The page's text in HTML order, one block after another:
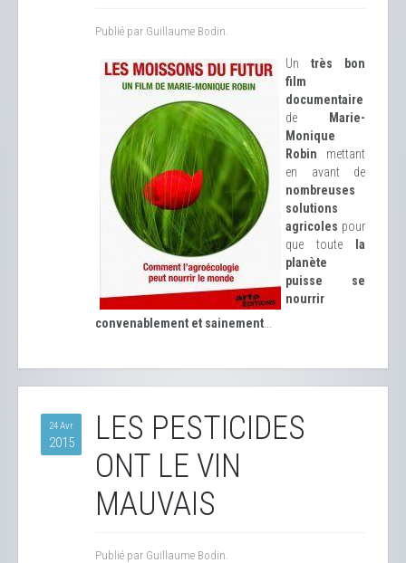
Publié par Guillaume Bodin.
Un très bon
film
documentaire
de
Marie-
Monique
Robin mettant
en avant de
nombreuses
solutions
agricoles pour
que toute
la
planète
puisse se
nourrir
convenablement et sainement
24 Avr
2015
LES PESTICIDES
ONT LE VIN
MAUVAIS
Publié par Guillaume Bodin.